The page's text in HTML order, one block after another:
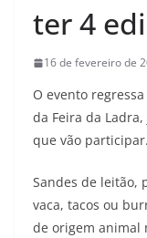
ter 4
16 de fevereiro de
O evento
da Feira da
que vão participar.
Sandes de leitão,
vaca, tacos ou
de origem animal